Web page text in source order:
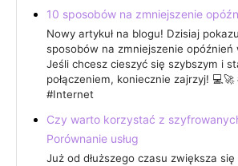
10 sposobów na zmniejszenie
Nowy artykuł na blogu! Dzisiaj
sposobów na zmniejszenie opóźnień
Jeśli chcesz cieszyć się szybszym i
połączeniem, koniecznie zajrzyj! 💻🚀
#Internet
Czy warto korzystać z
Porównanie usług
Już od dłuższego czasu zwiększa